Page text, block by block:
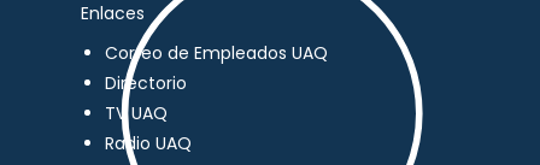
Enlaces
Correo de Empleados UAQ
Directorio
TV UAQ
Radio UAQ